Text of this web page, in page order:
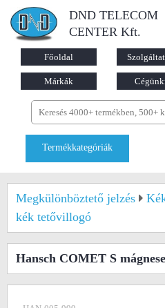
DND TELECOM
CENTER Kft.
Főoldal
Márkák
Termékkategóriák
Megkülönböztető jelzés
kék tetővillogó
Hansch COMET S